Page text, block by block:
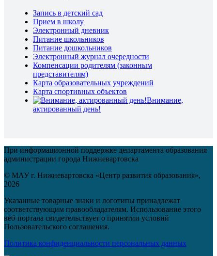
Запись в детский сад
Прием в школу
Электронный дневник
Питание школьников
Питание дошкольников
Электронный журнал очередности
Компенсации родителям (законным
представителям)
Карта образовательных учреждений
Карта спортивных объектов
Внимание,
актированный день!
При информационной поддержке департамента образования
администрации города Нижневартовска
© МАУ г. Нижневартовска «Центр развития образования»,
2026
Указанные товарные знаки и логотипы принадлежат
соответствующим правообладателям. Использование этого
веб-портала свидетельствует о принятии условий
Пользовательского соглашения.
Политика конфиденциальности персональных данных